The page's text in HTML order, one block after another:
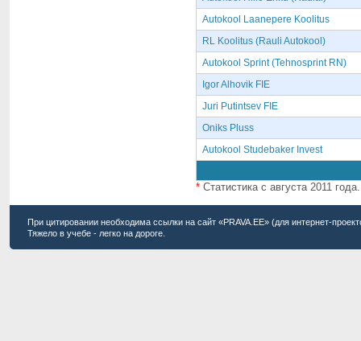
Autokool Laanepere Koolitus
RL Koolitus (Rauli Autokool)
Autokool Sprint (Tehnosprint RN)
Igor Alhovik FIE
Juri Putintsev FIE
Oniks Pluss
Autokool Studebaker Invest
* Статистика с августа 2011 года.
При цитировании необходима ссылки на сайт «PRAVA.EE» (для интернет-
Тяжело в учебе - легко на дороге.